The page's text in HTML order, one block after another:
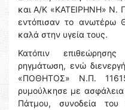
και Α/Κ «ΚΑΤΕΙΡΗΝΗ» Ν.
εντόπισαν το ανωτέρω
καλά στην υγεία τους.
Κατόπιν
ρηγμάτωση, ενώ
«ΠΟΘΗΤΟΣ» Ν.Π.
ρυμούλκησε με
Πάτμου, συνοδεία